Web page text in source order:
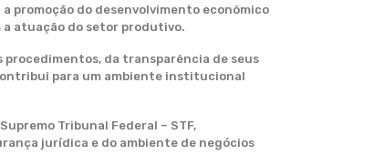
promoção do desenvolvimento econômico
a atuação do setor produtivo.
da transparência de seus
para um ambiente institucional
Tribunal Federal – STF,
jurídica e do ambiente de negócios